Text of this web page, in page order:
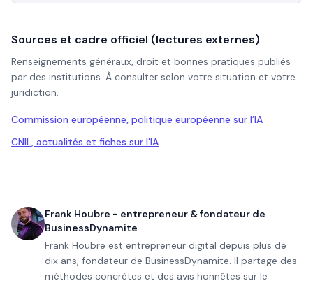
Sources et cadre officiel (lectures externes)
Renseignements généraux, droit et bonnes pratiques publiés
par des institutions. À consulter selon votre situation et votre
juridiction.
Commission européenne, politique européenne sur l’IA
CNIL, actualités et fiches sur l’IA
Frank Houbre - entrepreneur & fondateur de
BusinessDynamite
Frank Houbre est entrepreneur digital depuis plus de
dix ans, fondateur de BusinessDynamite. Il partage des
méthodes concrètes et des avis honnêtes sur le